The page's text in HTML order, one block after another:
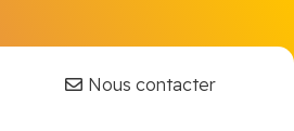
Nous contacter